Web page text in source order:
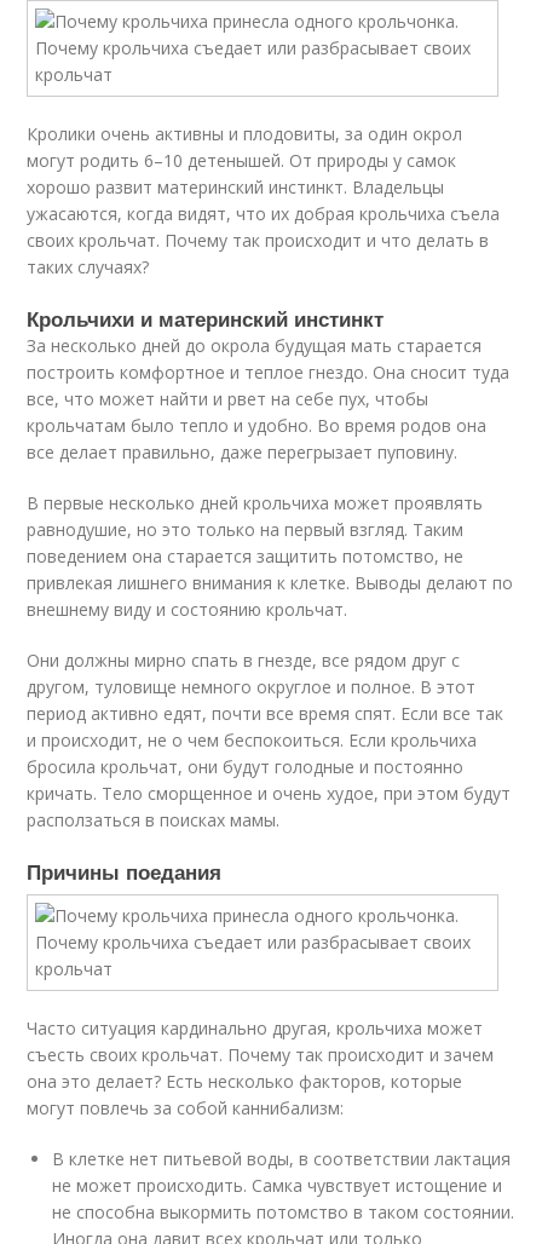
Кролики очень активны и плодовиты, за один окрол
могут родить 6–10 детенышей. От природы у самок
хорошо развит материнский инстинкт. Владельцы
ужасаются, когда видят, что их добрая крольчиха съела
своих крольчат. Почему так происходит и что делать в
таких случаях?
Крольчихи и материнский инстинкт
За несколько дней до окрола будущая мать старается
построить комфортное и теплое гнездо. Она сносит туда
все, что может найти и рвет на себе пух, чтобы
крольчатам было тепло и удобно. Во время родов она
все делает правильно, даже перегрызает пуповину.
В первые несколько дней крольчиха может проявлять
равнодушие, но это только на первый взгляд. Таким
поведением она старается защитить потомство, не
привлекая лишнего внимания к клетке. Выводы делают по
внешнему виду и состоянию крольчат.
Они должны мирно спать в гнезде, все рядом друг с
другом, туловище немного округлое и полное. В этот
период активно едят, почти все время спят. Если все так
и происходит, не о чем беспокоиться. Если крольчиха
бросила крольчат, они будут голодные и постоянно
кричать. Тело сморщенное и очень худое, при этом будут
расползаться в поисках мамы.
Причины поедания
Часто ситуация кардинально другая, крольчиха может
съесть своих крольчат. Почему так происходит и зачем
она это делает? Есть несколько факторов, которые
могут повлечь за собой каннибализм:
В клетке нет питьевой воды, в соответствии лактация
не может происходить. Самка чувствует истощение и
не способна выкормить потомство в таком состоянии.
Иногда она давит всех крольчат или только